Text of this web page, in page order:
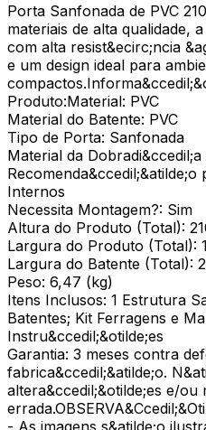
Porta Sanfonada de PVC
materiais de alta qualidade,
com alta resist&ecirc;ncia
e um design ideal para
Produto:Material: PVC
Material do Batente: PVC
Tipo de Porta: Sanfonada
Material da
Internos
Necessita Montagem?: Sim
Altura do Produto (Total):
Largura do Produto (Total):
Largura do Batente (Total):
Peso: 6,47 (kg)
Itens Inclusos: 1 Estrutura
Batentes; Kit Ferragens e
Instru&ccedil;&otilde;es
Garantia: 3 meses contra
fabrica&ccedil;&atilde;o.
altera&ccedil;&otilde;es e/ou
- As imagens s&atilde;o